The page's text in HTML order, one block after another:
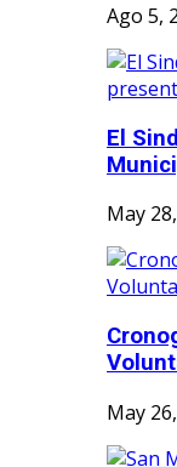
Ago 5,
El
May
May